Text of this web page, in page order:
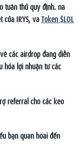
tuân thủ quy định. na
của IRYS, vàToken $LOL
các airdrop đang diễn
hóa lợi nhuận từ các
referral cho các kèo
bạn quan hoài đến